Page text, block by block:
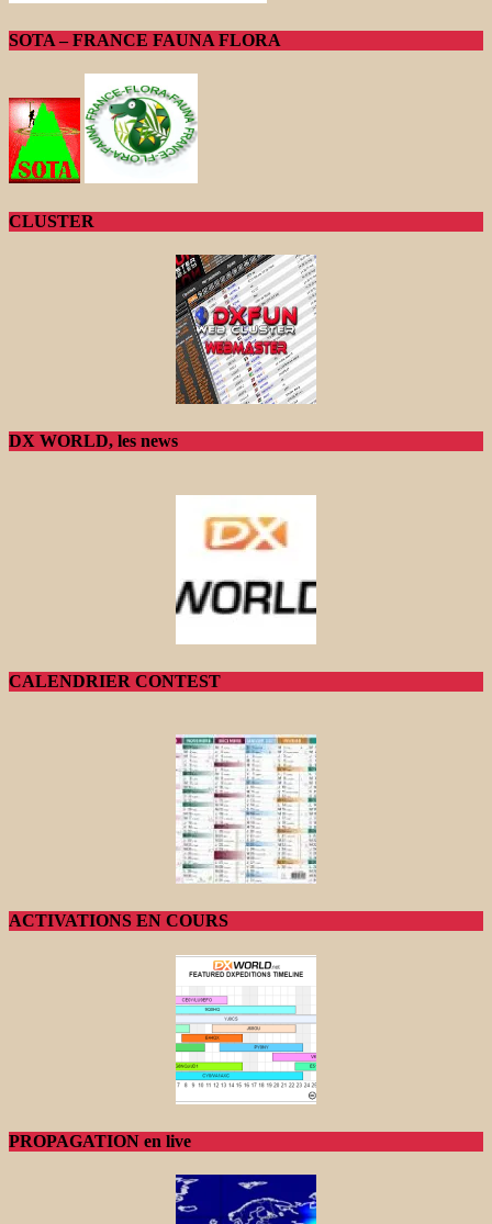
SOTA – FRANCE FAUNA FLORA
CLUSTER
DX WORLD, les news
CALENDRIER CONTEST
ACTIVATIONS EN COURS
PROPAGATION en live